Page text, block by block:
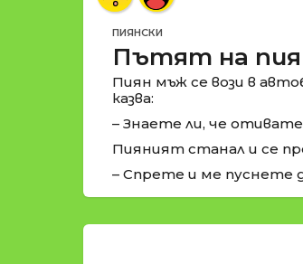
ПИЯНСКИ
Пътят на
Пиян мъж се вози в
казва:
– Знаете ли, че
Пияният станал и се
– Спрете и ме пуснете